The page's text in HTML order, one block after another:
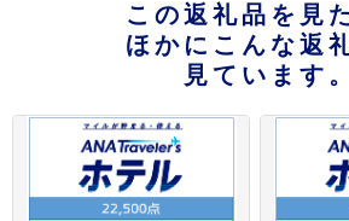
この返礼品を見
ほかにこんな返
見ています。